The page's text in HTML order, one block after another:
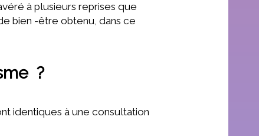
à plusieurs reprises que
bien -être obtenu, dans ce
?
identiques à une consultation